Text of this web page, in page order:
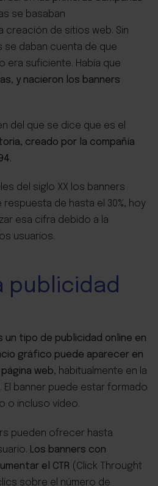
se basaban
creación de sitios web. Sin
se daban cuenta de que
era suficiente. Había que
y nacieron los banners
del que se dice que es el
creado por la compañía
del siglo XX los banners
de hasta el 30%, hoy
esa cifra debido a la
usuarios.
publicidad
un tipo de publicidad online en
gráfico puede aparecer en
web, habitualmente en la
banner puede estar formado
o incluso vídeo.
pueden ofrecer hasta
Los banners con
el CTR (Click Throught
sobre el número de